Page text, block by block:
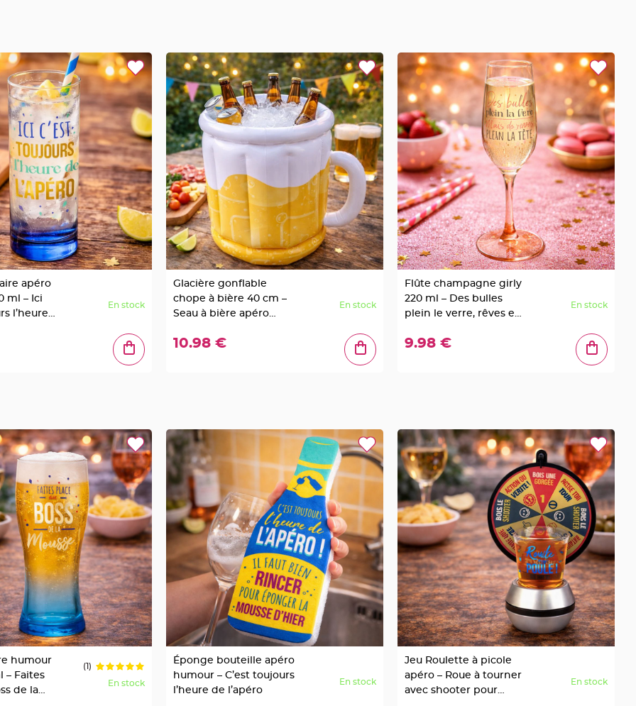
apéro
ml – Ici
l’heure
En stock
Glacière gonflable
chope à bière 40 cm –
Seau à bière apéro
En stock
10.98 €
Flûte champagne girly
220 ml – Des bulles
plein le verre, rêves en
En stock
9.98 €
humour
– Faites
de la
(1)
En stock
Éponge bouteille apéro
humour – C’est toujours
l’heure de l’apéro
En stock
Jeu Roulette à picole
apéro – Roue à tourner
avec shooter pour
En stock